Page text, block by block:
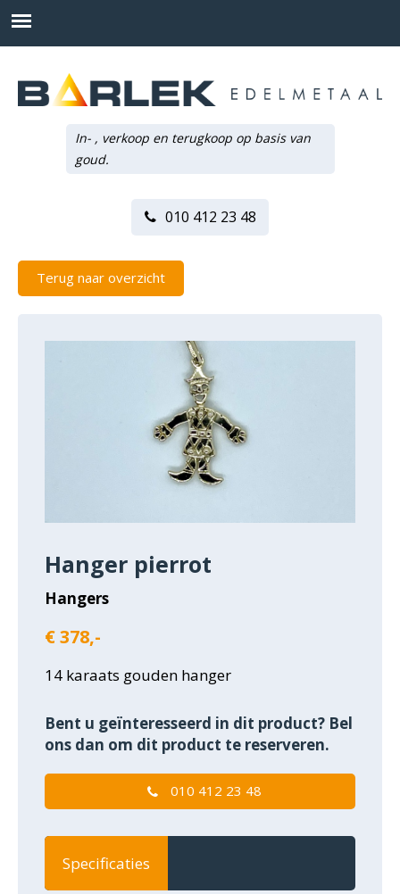
In- , verkoop en terugkoop op basis van
goud.
010 412 23 48
Terug naar overzicht
Hanger pierrot
Hangers
€ 378,-
14 karaats gouden hanger
Bent u geïnteresseerd in dit product? Bel
ons dan om dit product te reserveren.
010 412 23 48
Specificaties